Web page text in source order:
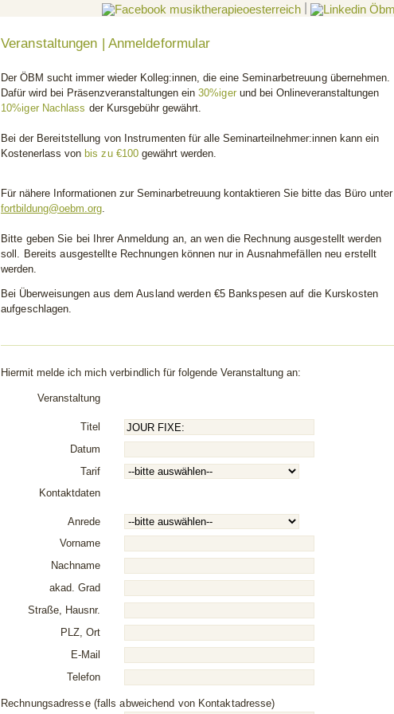
|
Veranstaltungen | Anmeldeformular
Der ÖBM sucht immer wieder Kolleg:innen, die eineSeminarbetreuungübernehmen.
Dafür wird bei Präsenzveranstaltungen ein30%iger und bei Onlineveranstaltungen
10%iger Nachlass der Kursgebühr gewährt.
Bei der Bereitstellung von Instrumenten für alle Seminarteilnehmer:innen kann ein
Kostenerlass von bis zu €100gewährt werden.
Für nähere Informationen zur Seminarbetreuung kontaktieren Sie bitte das Büro unter
fortbildung@oebm.org.
Bitte geben Sie bei Ihrer Anmeldung an, an wen die Rechnung ausgestellt werden
soll. Bereits ausgestellte Rechnungen können nur in Ausnahmefällen neu erstellt
werden.
Bei Überweisungen aus dem Ausland werden €5 Bankspesen auf die Kurskosten
aufgeschlagen.
Hiermit melde ich michverbindlich für folgende Veranstaltung an:
Veranstaltung
Titel
Datum
Tarif
Kontaktdaten
Anrede
Vorname
Nachname
akad. Grad
Straße, Hausnr.
PLZ, Ort
E-Mail
Telefon
Rechnungsadresse (falls abweichend von Kontaktadresse)